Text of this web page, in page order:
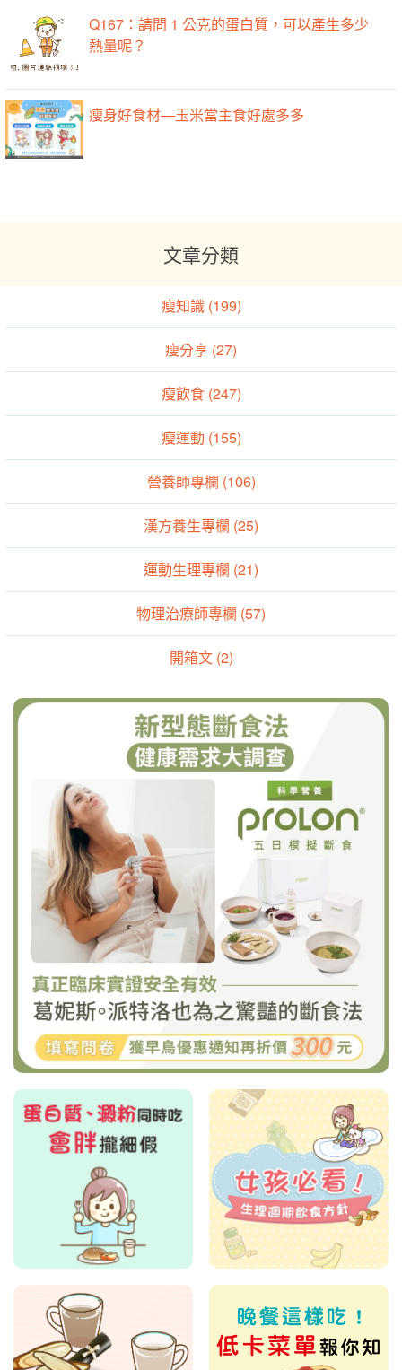
Q167：請問 1 公克的蛋白質，可以產生多少
熱量呢？
瘦身好食材—玉米當主食好處多多
文章分類
瘦知識 (199)
瘦分享 (27)
瘦飲食 (247)
瘦運動 (155)
營養師專欄 (106)
漢方養生專欄 (25)
運動生理專欄 (21)
物理治療師專欄 (57)
開箱文 (2)